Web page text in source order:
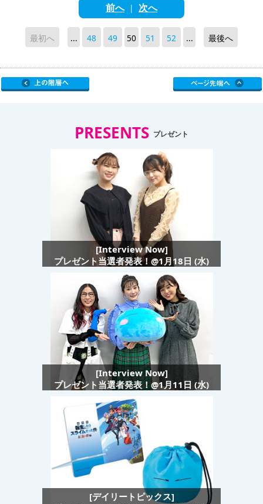
前へ| 次へ
最初へ ... 48 49 50 51 52 ... 最後へ
PRESENTS プレゼント
[Interview Now]
プレゼント当選者発表！@1月18日 (水)
[Interview Now]
プレゼント当選者発表！@1月11日 (水)
[デイリートピックス]